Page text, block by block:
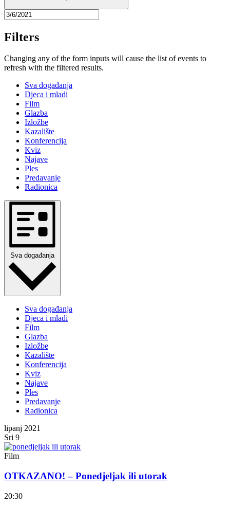
Filters
Changing any of the form inputs will cause the list of events to
refresh with the filtered results.
Sva događanja
Djeca i mladi
Film
Glazba
Izložbe
Kazalište
Konferencija
Kviz
Najave
Ples
Predavanje
Radionica
Sva događanja
Sva događanja
Djeca i mladi
Film
Glazba
Izložbe
Kazalište
Konferencija
Kviz
Najave
Ples
Predavanje
Radionica
lipanj 2021
Sri 9
Film
OTKAZANO! – Ponedjeljak ili utorak
20:30